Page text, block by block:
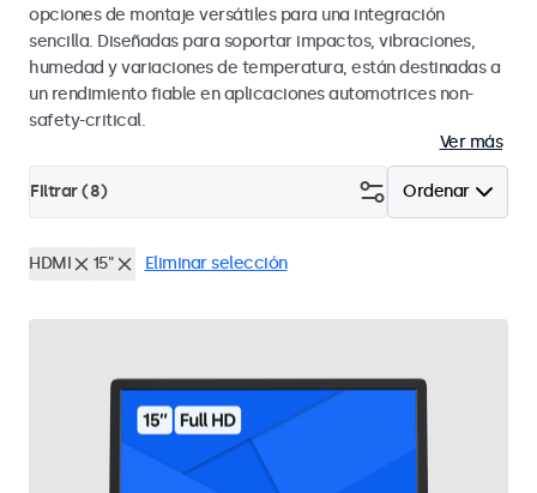
opciones de montaje versátiles para una integración
sencilla. Diseñadas para soportar impactos, vibraciones,
humedad y variaciones de temperatura, están destinadas a
un rendimiento fiable en aplicaciones automotrices non-
safety-critical.
Ver más
Ordenar
Filtrar (8)
HDMI 15" Eliminar selección